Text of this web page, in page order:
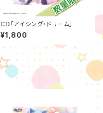
CD「アイシング・ドリーム」
¥1,800